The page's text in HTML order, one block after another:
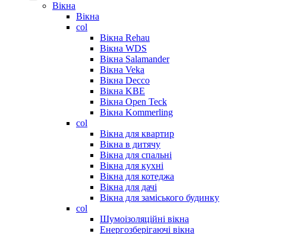
Вікна
Вікна
col
Вікна Rehau
Вікна WDS
Вікна Salamander
Вікна Veka
Вікна Decco
Вікна KBE
Вікна Open Teck
Вікна Kommerling
col
Вікна для квартир
Вікна в дитячу
Вікна для спальні
Вікна для кухні
Вікна для котеджа
Вікна для дачі
Вікна для заміського будинку
col
Шумоізоляційні вікна
Енергозберігаючі вікна